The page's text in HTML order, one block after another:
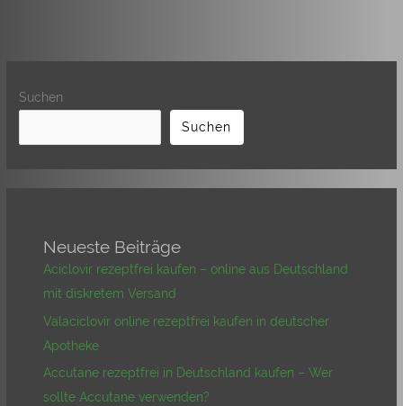
Suchen
Suchen
Neueste Beiträge
Aciclovir rezeptfrei kaufen – online aus Deutschland
mit diskretem Versand
Valaciclovir online rezeptfrei kaufen in deutscher
Apotheke
Accutane rezeptfrei in Deutschland kaufen – Wer
sollte Accutane verwenden?